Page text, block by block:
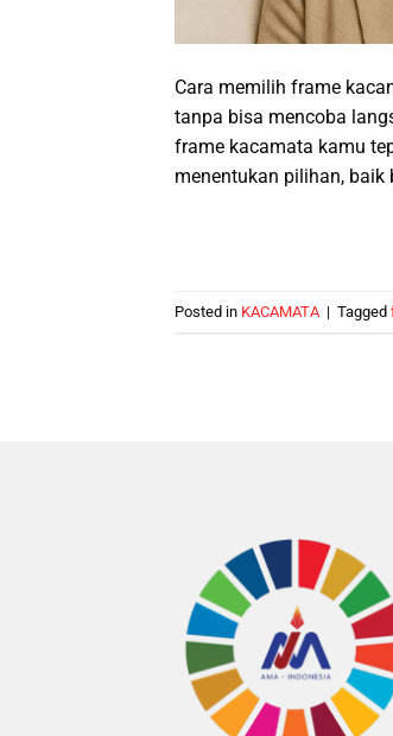
Cara memilih frame
tanpa bisa mencoba
frame kacamata kamu
menentukan pilihan,
Posted in KACAMATA | Tagged